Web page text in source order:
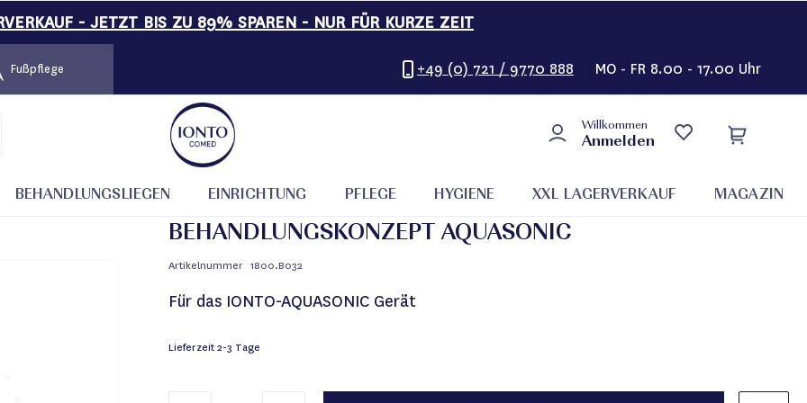
- JETZT BIS ZU 89% SPAREN - NUR FÜR KURZE ZEIT
Fußpflege +49 (0) 721 / 9770 888 MO - FR 8.00 - 17.00 Uhr
Willkommen
Anmelden
BEHANDLUNGSLIEGEN EINRICHTUNG PFLEGE HYGIENE XXL LAGERVERKAUF MAGAZIN
BEHANDLUNGSKONZEPT AQUASONIC
Artikelnummer 1800.B032
Für das IONTO-AQUASONIC Gerät
Lieferzeit2-3 Tage